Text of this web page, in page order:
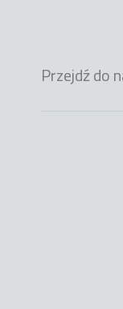
Przejdź do